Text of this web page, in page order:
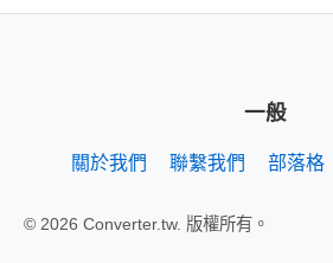
一般
關於我們 聯繫我們 部落格
© 2026 Converter.tw. 版權所有。